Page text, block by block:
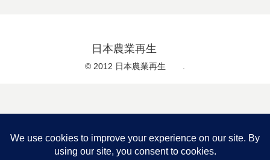
日本農業再生
© 2012 日本農業再生 .